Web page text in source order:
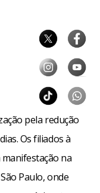
pela redução
Os filiados à
na
Paulo, onde